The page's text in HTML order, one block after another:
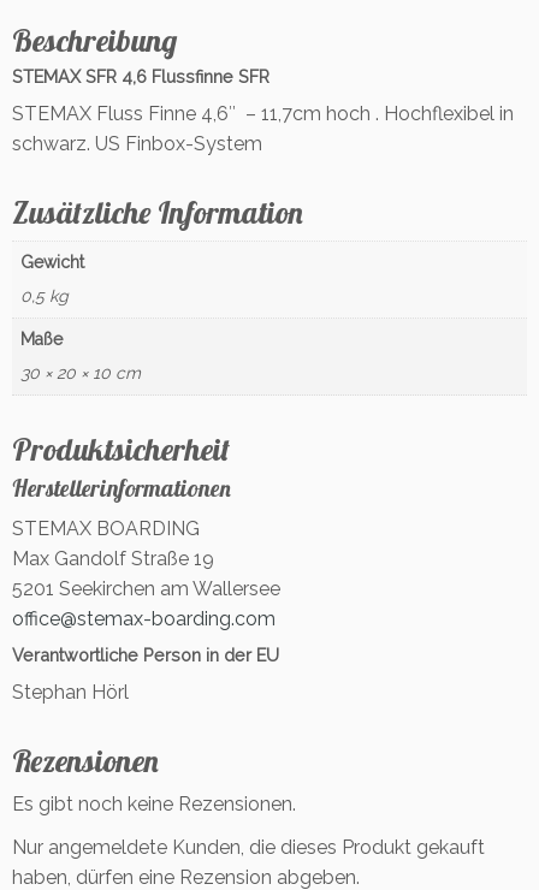
n
e
F
R
e
n
Beschreibung
STEMAX SFR 4,6 Flussfinne SFR
STEMAX Fluss Finne 4,6″ – 11,7cm hoch . Hochflexibel in
schwarz. US Finbox-System
Zusätzliche Information
Gewicht
0,5 kg
Maße
30 × 20 × 10 cm
Produktsicherheit
Herstellerinformationen
STEMAX BOARDING
Max Gandolf Straße 19
5201 Seekirchen am Wallersee
office@stemax-boarding.com
Verantwortliche Person in der EU
Stephan Hörl
Rezensionen
Es gibt noch keine Rezensionen.
Nur angemeldete Kunden, die dieses Produkt gekauft
haben, dürfen eine Rezension abgeben.